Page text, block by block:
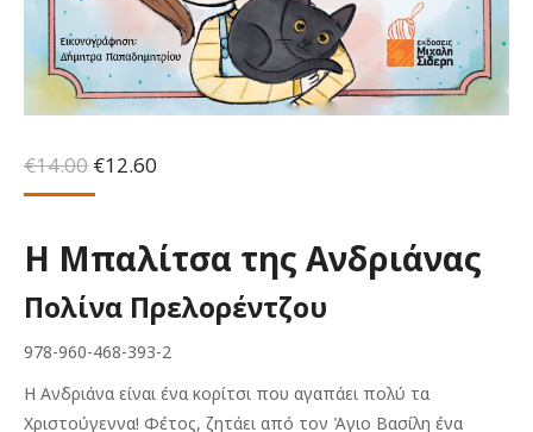
€14.00 Original
price
€14.00.
€12.60
είναι:
€12.60.
Η Μπαλίτσα της Ανδριάνας
Πολίνα Πρελορέντζου
978-960-468-393-2
Η Ανδριάνα είναι ένα κορίτσι που αγαπάει πολύ τα
Χριστούγεννα! Φέτος, ζητάει από τον Άγιο Βασίλη ένα